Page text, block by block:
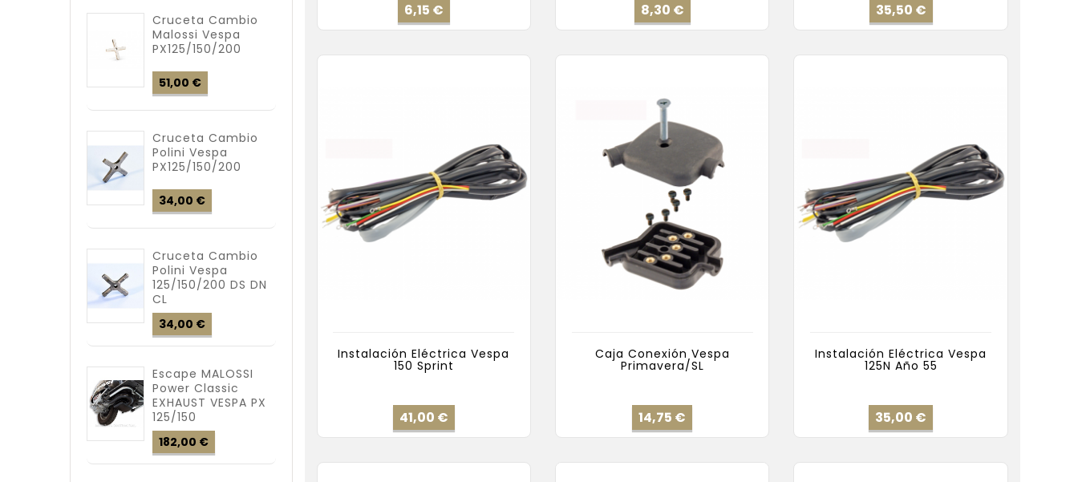
Cruceta Cambio
Malossi Vespa
PX125/150/200
51,00 €
Cruceta Cambio
Polini Vespa
PX125/150/200
34,00 €
Cruceta Cambio
Polini Vespa
125/150/200 DS DN
CL
34,00 €
Escape MALOSSI
Power Classic
EXHAUST VESPA PX
125/150
182,00 €
6,15 € 8,30 € 35,50 €
Instalación Eléctrica Vespa
150 Sprint
41,00 €
Caja Conexión Vespa
Primavera/SL
14,75 €
Instalación Eléctrica Vespa
125N Año 55
35,00 €